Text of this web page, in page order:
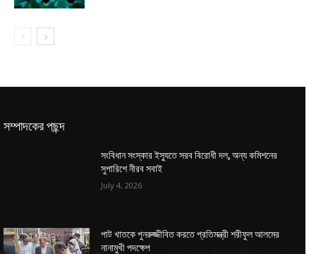
সম্পাদকের পছন্দ
সংবিধান সংস্কার ইস্যুতে সরব বিরোধী দল, অন্য কমিশনের
সুপারিশে নীরব সবাই
July 4, 2026
পাট খাতকে পুনরুজ্জীবিত করতে প্রতিমন্ত্রী শরীফুল আলমের
নানামুখী পদক্ষেপ